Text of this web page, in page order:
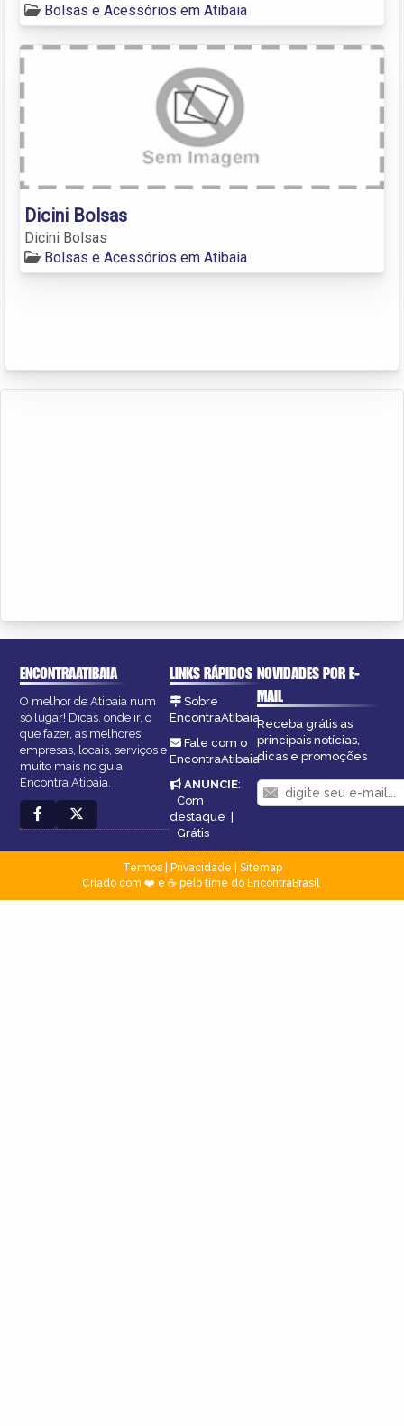
Bolsas e Acessórios em Atibaia
Dicini Bolsas
Dicini Bolsas
Bolsas e Acessórios em Atibaia
ENCONTRAATIBAIA
O melhor de Atibaia num
só lugar! Dicas, onde ir, o
que fazer, as melhores
empresas, locais, serviços e
muito mais no guia
Encontra Atibaia.
LINKS RÁPIDOS
Sobre
EncontraAtibaia
Fale com o
EncontraAtibaia
ANUNCIE:
Com
destaque |
Grátis
NOVIDADES POR E-
MAIL
Receba grátis as
principais notícias,
dicas e promoções
Termos| Privacidade
Sitemap
Criado com ❤️ e ☕ pelo time do EncontraBrasil